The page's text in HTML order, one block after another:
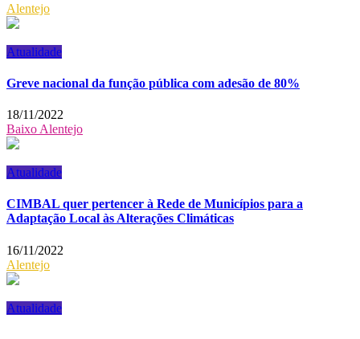
Alentejo
Atualidade
Greve nacional da função pública com adesão de 80%
18/11/2022
Baixo Alentejo
Atualidade
CIMBAL quer pertencer à Rede de Municípios para a
Adaptação Local às Alterações Climáticas
16/11/2022
Alentejo
Atualidade